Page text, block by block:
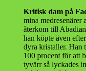
Kritisk dam på
mina medresenärer
återkom till
han köpte även
dyra kristaller. Han
100 procent för att
tyvärr så lyckades